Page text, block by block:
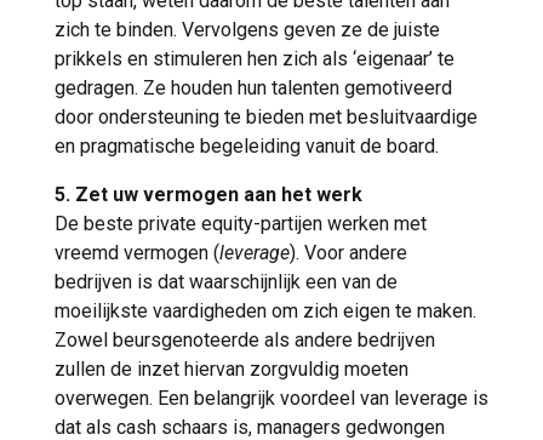
zich te binden. Vervolgens geven ze de juiste
prikkels en stimuleren hen zich als ‘eigenaar’ te
gedragen. Ze houden hun talenten gemotiveerd
door ondersteuning te bieden met besluitvaardige
en pragmatische begeleiding vanuit de board.
5. Zet uw vermogen aan het werk
De beste private equity-partijen werken met
vreemd vermogen (leverage). Voor andere
bedrijven is dat waarschijnlijk een van de
moeilijkste vaardigheden om zich eigen te maken.
Zowel beursgenoteerde als andere bedrijven
zullen de inzet hiervan zorgvuldig moeten
overwegen. Een belangrijk voordeel van leverage is
dat als cash schaars is, managers gedwongen